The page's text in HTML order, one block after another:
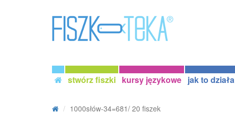
stwórz fiszki kursy językowe jak to działa
1000słów-34=681/ 20 fiszek